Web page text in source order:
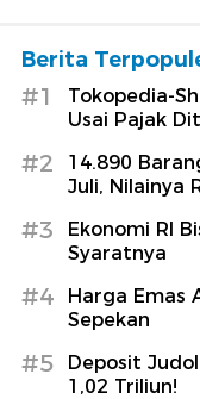
Berita
#1
Tokopedia-
Usai Pajak
#2
14.890
Juli, Nilainya
#3
Ekonomi RI
Syaratnya
#4
Harga Emas
Sepekan
#5
Deposit
1,02 Triliun!